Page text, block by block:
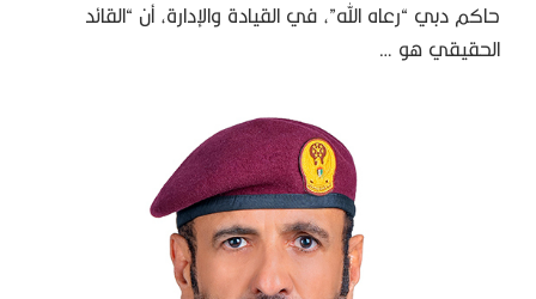
حاكم دبي “رعاه الله”، في القيادة والإدارة، أن “القائد
الحقيقي هو …